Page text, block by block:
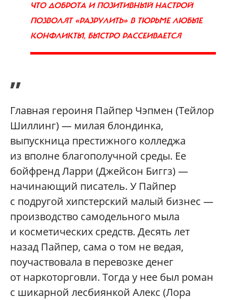
ЧТО ДОБРОТА И ПОЗИТИВНЫЙ НАСТРОЙ
ПОЗВОЛЯТ «РАЗРУЛИТЬ» В ТЮРЬМЕ ЛЮБЫЕ
КОНФЛИКТЫ, БЫСТРО РАССЕИВАЕТСЯ
”
Главная героиня Пайпер Чэпмен (Тейлор
Шиллинг) — милая блондинка,
выпускница престижного колледжа
из вполне благополучной среды. Ее
бойфренд Ларри (Джейсон Биггз) —
начинающий писатель. У Пайпер
с подругой хипстерский малый бизнес —
производство самодельного мыла
и косметических средств. Десять лет
назад Пайпер, сама о том не ведая,
поучаствовала в перевозке денег
от наркоторговли. Тогда у нее был роман
с шикарной лесбиянкой Алекс (Лора